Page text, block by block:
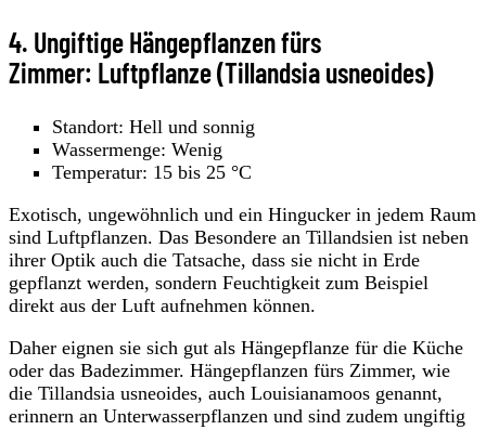
4. Ungiftige Hängepflanzen fürs
Zimmer: Luftpflanze (Tillandsia usneoides)
Standort: Hell und sonnig
Wassermenge: Wenig
Temperatur: 15 bis 25 °C
Exotisch, ungewöhnlich und ein Hingucker in jedem Raum
sind Luftpflanzen. Das Besondere an Tillandsien ist neben
ihrer Optik auch die Tatsache, dass sie nicht in Erde
gepflanzt werden, sondern Feuchtigkeit zum Beispiel
direkt aus der Luft aufnehmen können.
Daher eignen sie sich gut als Hängepflanze für die Küche
oder das Badezimmer. Hängepflanzen fürs Zimmer, wie
die Tillandsia usneoides, auch Louisianamoos genannt,
erinnern an Unterwasserpflanzen und sind zudem ungiftig